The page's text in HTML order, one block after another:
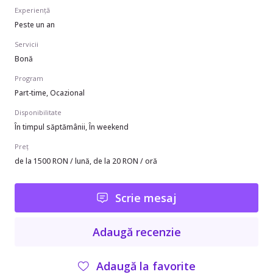
Experiență
Peste un an
Servicii
Bonă
Program
Part-time, Ocazional
Disponibilitate
În timpul săptămânii, În weekend
Preț
de la 1500 RON / lună, de la 20 RON / oră
Scrie mesaj
Adaugă recenzie
Adaugă la favorite